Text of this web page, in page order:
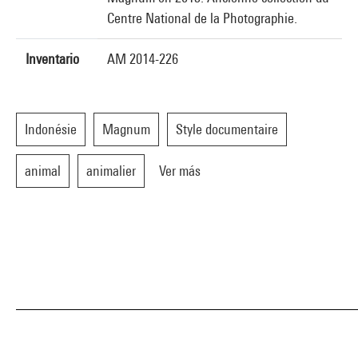
Centre National de la Photographie.
Inventario AM 2014-226
Indonésie Magnum Style documentaire
animal animalier Ver más